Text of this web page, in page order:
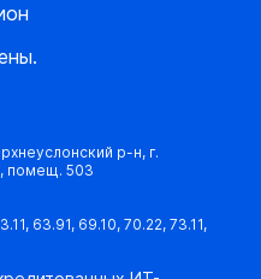
р-н, г.
помещ. 503
63.91, 69.10, 70.22, 73.11,